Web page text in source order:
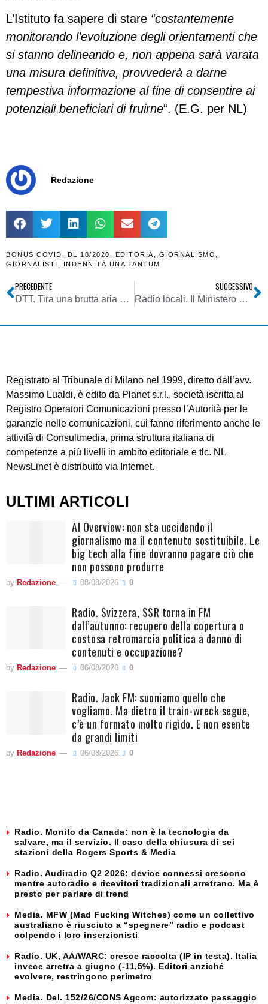
L’Istituto fa sapere di stare “costantemente
monitorando l’evoluzione degli orientamenti che
si stanno delineando e, non appena sarà varata
una misura definitiva, provvederà a darne
tempestiva informazione al fine di consentire ai
potenziali beneficiari di fruirne“. (E.G. per NL)
Redazione
BONUS COVID DL 18/2020 EDITORIA GIORNALISMO
GIORNALISTI
INDENNITÀ UNA TANTUM
PRECEDENTE
DTT. Tira una brutta aria a riguardo delle misure di indennizzo sui canali da liberare obbligatoriamente o spegnibili volontariamente anzitempo
SUCCESSIVO
Radio locali. Il Ministero dello S.E. pubblica l’aggiornamento al 30/04/2020 dell’elenco beneficiari 2017 e 2018 delle misure di sostegno ex DPR 146/2017
Registrato al Tribunale di Milano nel 1999, diretto dall’avv.
Massimo Lualdi, è edito da Planet s.r.l., società iscritta al
Registro Operatori Comunicazioni presso l’Autorità per le
garanzie nelle comunicazioni, cui fanno riferimento anche le
attività di Consultmedia, prima struttura italiana di
competenze a più livelli in ambito editoriale e tlc. NL
NewsLinet è distribuito via Internet.
ULTIMI ARTICOLI
AI Overview: non sta uccidendo il
giornalismo ma il contenuto sostituibile. Le
big tech alla fine dovranno pagare ciò che
non possono produrre
by Redazione 08/08/2026 0
Radio. Svizzera, SSR torna in FM
dall’autunno: recupero della copertura o
costosa retromarcia politica a danno di
contenuti e occupazione?
by Redazione 06/08/2026 0
Radio. Jack FM: suoniamo quello che
vogliamo. Ma dietro il train-wreck segue,
c’è un formato molto rigido. E non esente
da grandi limiti
by Redazione 06/08/2026 0
Radio. Monito da Canada: non è la tecnologia da
salvare, ma il servizio. Il caso della chiusura di sei
stazioni della Rogers Sports & Media
Radio. Audiradio Q2 2026: device connessi crescono
mentre autoradio e ricevitori tradizionali arretrano. Ma è
presto per parlare di trend
Media. MFW (Mad Fucking Witches) come un collettivo
australiano è riusciuto a “spegnere” radio e podcast
colpendo i loro inserzionisti
Radio. UK, AA/WARC: cresce raccolta (IP in testa). Italia
invece arretra a giugno (-11,5%). Editori anziché
evolvere, restringono perimetro
Media. Del. 152/26/CONS Agcom: autorizzato passaggio